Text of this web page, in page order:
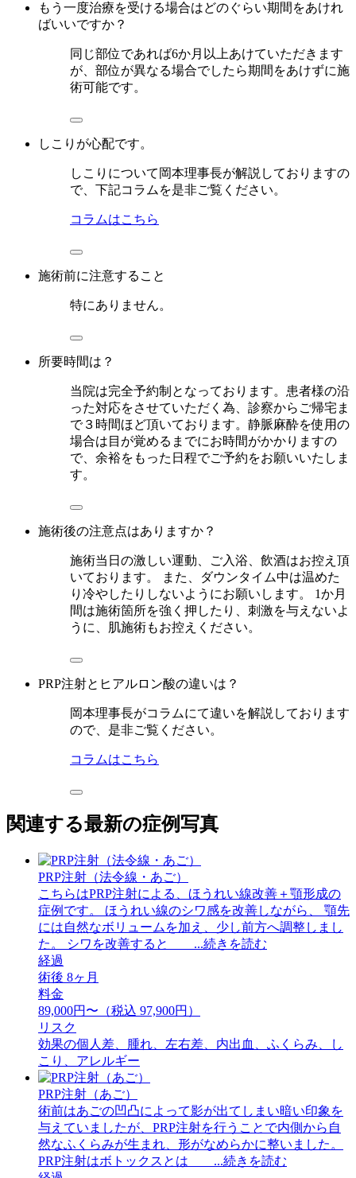
もう一度治療を受ける場合はどのぐらい期間をあけれ
ばいいですか？
同じ部位であれば6か月以上あけていただきます
が、部位が異なる場合でしたら期間をあけずに施
術可能です。
しこりが心配です。
しこりについて岡本理事長が解説しておりますの
で、下記コラムを是非ご覧ください。
コラムはこちら
施術前に注意すること
特にありません。
所要時間は？
当院は完全予約制となっております。患者様の沿
った対応をさせていただく為、診察からご帰宅ま
で３時間ほど頂いております。静脈麻酔を使用の
場合は目が覚めるまでにお時間がかかりますの
で、余裕をもった日程でご予約をお願いいたしま
す。
施術後の注意点はありますか？
施術当日の激しい運動、ご入浴、飲酒はお控え頂
いております。 また、ダウンタイム中は温めた
り冷やしたりしないようにお願いします。 1か月
間は施術箇所を強く押したり、刺激を与えないよ
うに、肌施術もお控えください。
PRP注射とヒアルロン酸の違いは？
岡本理事長がコラムにて違いを解説しております
ので、是非ご覧ください。
コラムはこちら
関連する最新の症例写真
PRP注射（法令線・あご）
こちらはPRP注射による、ほうれい線改善＋顎形成の
症例です。 ほうれい線のシワ感を改善しながら、 顎先
には自然なボリュームを加え、少し前方へ調整しまし
た。 シワを改善すると ...続きを読む
経過
術後 8ヶ月
料金
89,000円〜（税込 97,900円）
リスク
効果の個人差、腫れ、左右差、内出血、ふくらみ、し
こり、アレルギー
PRP注射（あご）
術前はあごの凹凸によって影が出てしまい暗い印象を
与えていましたが、PRP注射を行うことで内側から自
然なふくらみが生まれ、形がなめらかに整いました。
PRP注射はボトックスとは ...続きを読む